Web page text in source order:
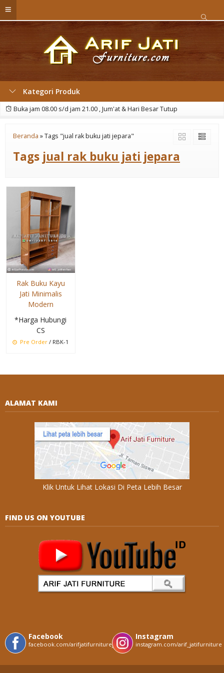
Kategori Produk
Buka jam 08.00 s/d jam 21.00 , Jum'at & Hari Besar Tutup
Beranda »Tags "jual rak buku jati jepara"
Tags jual rak buku jati jepara
Rak Buku Kayu
Jati Minimalis
Modern
*Harga Hubungi
CS
Pre Order / RBK-1
ALAMAT KAMI
Klik Untuk Lihat Lokasi Di Peta Lebih Besar
FIND US ON YOUTUBE
Facebook
facebook.com/arifjatifurniturejepara
Instagram
instagram.com/arif_jatifurniture